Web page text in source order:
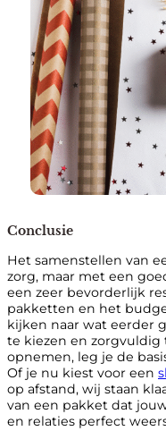
Conclusie
Het samenstellen van
zorg, maar met een
een zeer bevorderlijk
pakketten en het
kijken naar wat eerder
te kiezen en
opnemen, leg je de
Of je nu kiest voor een
op afstand, wij staan
van een pakket dat
en relaties perfect